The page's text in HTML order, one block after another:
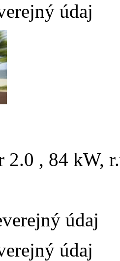
údaj
2.0 , 84 kW,
údaj
údaj